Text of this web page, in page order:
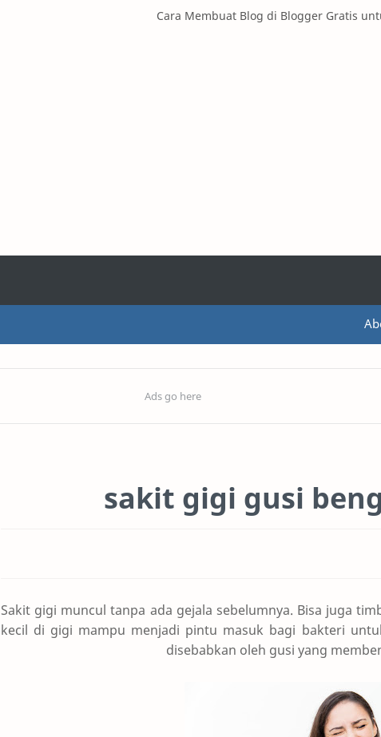
Cara Membuat Blog di Blogger Gratis
sakit gigi gusi
Sakit gigi muncul tanpa ada gejala sebelumnya. Bisa juga
kecil di gigi mampu menjadi pintu masuk bagi bakteri
disebabkan oleh gusi yang